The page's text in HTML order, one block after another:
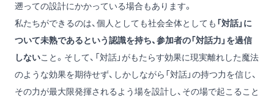
遡っての設計にかかっている場合もあります。
私たちができるのは、個人としても社会全体としても 「対話」に
ついて未熟であるという認識を持ち、参加者の「対話力」を過信
しないこと。そして、「対話」がもたらす効果に現実離れした魔法
のような効果を期待せず、しかしながら「対話」の持つ力を信じ、
その力が最大限発揮されるよう場を設計し、その場で起こること